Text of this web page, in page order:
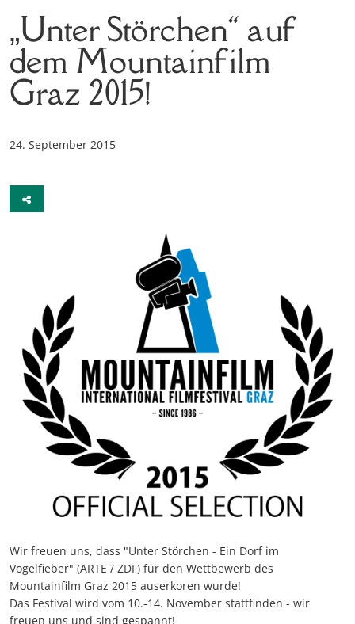
„Unter Störchen“ auf
dem Mountainfilm
Graz 2015!
24. September 2015
Wir freuen uns, dass "Unter Störchen - Ein Dorf im
Vogelfieber" (ARTE / ZDF) für den Wettbewerb des
Mountainfilm Graz 2015 auserkoren wurde!
Das Festival wird vom 10.-14. November stattfinden - wir
freuen uns und sind gespannt!